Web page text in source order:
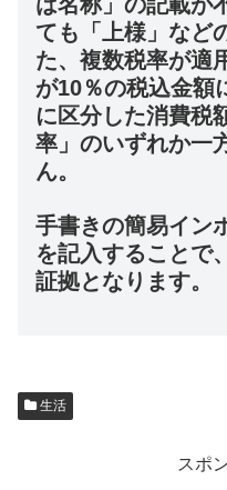
ても「上様」など
た、複数税率が適
が10％の税込金額
に区分した消費税
率」のいずれか一
ん。
手書きの簡易イン
を記入することで
証拠となります。
生活
スポ